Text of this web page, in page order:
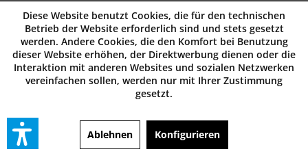
zunehmenden internationalen Verbreitung erfolgte
ab 2003 eine globale Ausrichtung, die auch zur
Umbenennung des Systems führte.
Plakatpapier
Plakatpapier wir auch Affichenpapier oder
feuchtigkeitsbeständiges Papier für den Innen- und
Außenbereich. Es ist nassfest, vollgeleimt und
Diese Website benutzt Cookies, die für den technischen
Betrieb der Website erforderlich sind und stets gesetzt
werden. Andere Cookies, die den Komfort bei Benutzung
dieser Website erhöhen, der Direktwerbung dienen oder die
Interaktion mit anderen Websites und sozialen Netzwerken
vereinfachen sollen, werden nur mit Ihrer Zustimmung
gesetzt.
Ablehnen Konfigurieren